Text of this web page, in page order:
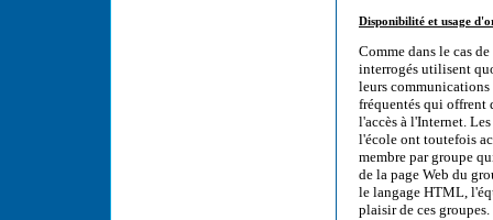
Disponibilité et usage
Comme dans le cas
interrogés utilisent
leurs communications
fréquentés qui offrent
l'accès à l'Internet.
l'école ont toutefois
membre par groupe
de la page Web du
le langage HTML,
plaisir de ces groupes.